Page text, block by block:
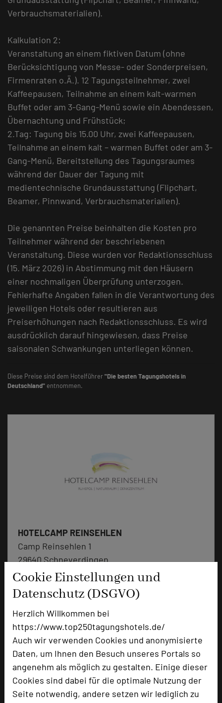
Cookie Einstellungen und
Datenschutz (DSGVO)
Herzlich Willkommen bei
https://www.top250tagungshotels.de/
Auch wir verwenden Cookies und anonymisierte
Daten, um Ihnen den Besuch unseres Portals so
angenehm als möglich zu gestalten. Einige dieser
Cookies sind dabei für die optimale Nutzung der
Seite notwendig, andere setzen wir lediglich zu
Verbrauchsmaterialien).
Kalkulation 2:
Veranstaltung an einem fiktiven Datum (ohne
Berücksichtigung von Messe- oder Sonderpreisen,
Firmenraten o.Ä.). 12 Tagungsteilnehmer, zwei
Kaffeepausen, Teilnahme an einem kalt-warmen
Buffet oder am 3-Gang-Menü sowie ein Abendessen,
Übernachtung und Frühstück;
2.Tag: Tagung bis 15.00 Uhr, zwei Kaffeepausen,
Teilnahme an einem kalt – warmen Buffet oder am 3-
Gang-Menü, Bereitstellung des Tagungsraumes
während der Dauer der Tagung mit
medientechnische Grundausstattung (Flipchart,
Beamer, Pinnwand, Verbrauchsmaterialien).
Die genannten Preise beinhalten die Kosten pro
Teilnehmer während der beschriebenen
Veranstaltung. Diese wurden vor Redaktionsschluss
(15. März 2026) in Abstimmung mit den Häusern
einer nochmaligen Überprüfung unterzogen.
Fehlerhafte Angaben fallen in die Verantwortung des
jeweiligen Hotels oder resultieren aus
Preiserhöhungen nach Redaktionsschluss. Es wird
ausdrücklich darauf hingewiesen, dass Preise
saisonalen Schwankungen unterliegen können.
Diese Preise sind dem Hotelführer"Die besten Tagungshotels in
Deutschland" entnommen.
HOTELCAMP REINSEHLEN
Camp Reinsehlen 1
29640 Schneverdingen
+49 5198 983-0
mail Email
language Homepage
zur Tagungsanfrage hinzufügen add_circle
Bewertung